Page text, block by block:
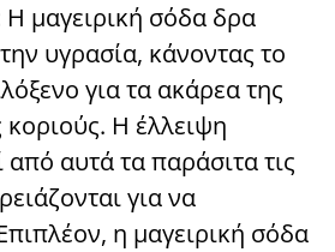
Η μαγειρική σόδα δρα
υγρασία, κάνοντας το
για τα ακάρεα της
κοριούς. Η έλλειψη
από αυτά τα παράσιτα τις
για να
η μαγειρική σόδα